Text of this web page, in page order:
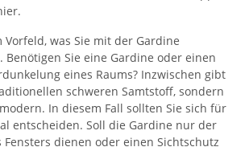
Vorfeld, was Sie mit der Gardine
Sie eine Gardine oder einen
eines Raums? Inzwischen gibt
schweren Samtstoff, sondern
In diesem Fall sollten Sie sich für
entscheiden. Soll die Gardine nur der
Fensters dienen oder einen Sichtschutz